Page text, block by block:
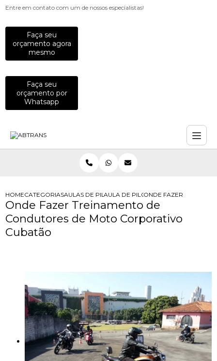
Entre em contato com um de nossos especialistas!
Faça seu
orçamento agora
mesmo
Faça seu
orçamento por
Whatsapp
HOMECATEGORIASAULAS DE PILOTAGEM PARA EMPRESAS
AULA DE PILOTAGEM PARA
ONDE FAZER
Onde Fazer Treinamento de
Condutores de Moto Corporativo
Cubatão